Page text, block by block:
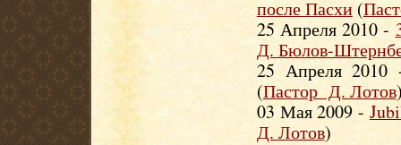
после Пасхи(
25 Апреля 2010 -
Д. Бюлов-
25 Апреля
(Пастор Д. Лотов
03 Мая 2009 -
Д. Лотов)